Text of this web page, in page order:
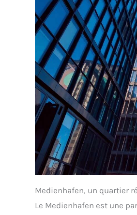
Medienhafen, un quartier
Le Medienhafen est une